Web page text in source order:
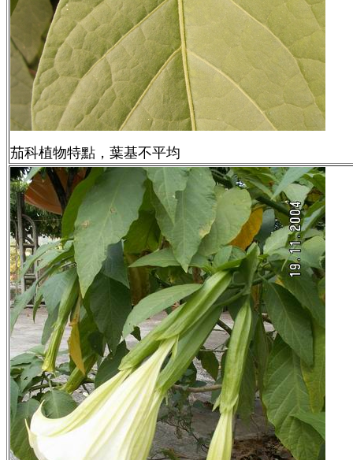
茄科植物特點，葉基不平均